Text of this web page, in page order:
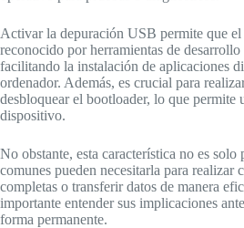
Activar la depuración USB permite que
reconocido por herramientas de
facilitando la instalación de aplicaciones
ordenador. Además, es crucial para
desbloquear el bootloader, lo que permite
dispositivo.
No obstante, esta característica no es solo
comunes pueden necesitarla para realizar
completas o transferir datos de manera
importante entender sus implicaciones
forma permanente.